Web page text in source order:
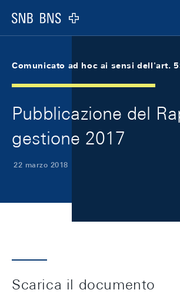
Logo
Comunicato ad hoc ai sensi dell'art.
Pubblicazione del
gestione 2017
22 marzo 2018
Scarica il documento